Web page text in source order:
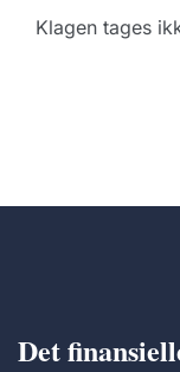
Klagen tages
Det